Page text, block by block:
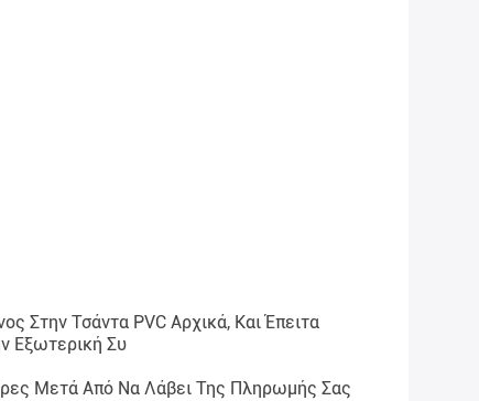
Στην Τσάντα PVC Αρχικά, Και Έπειτα
Εξωτερική Συ
Μετά Από Να Λάβει Της Πληρωμής Σας